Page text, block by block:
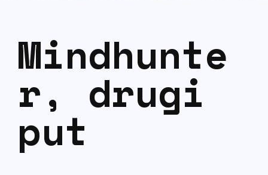
Mindhunte
r, drugi
put